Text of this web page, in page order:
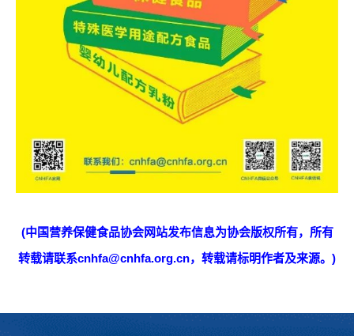
(中国营养保健食品协会网站发布信息为协会版权所有，所有
转载请联系cnhfa@cnhfa.org.cn，转载请标明作者及来源。)